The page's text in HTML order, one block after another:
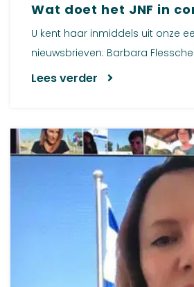
Wat doet het JNF in
U kent haar inmiddels uit onze
nieuwsbrieven: Barbara
Lees verder